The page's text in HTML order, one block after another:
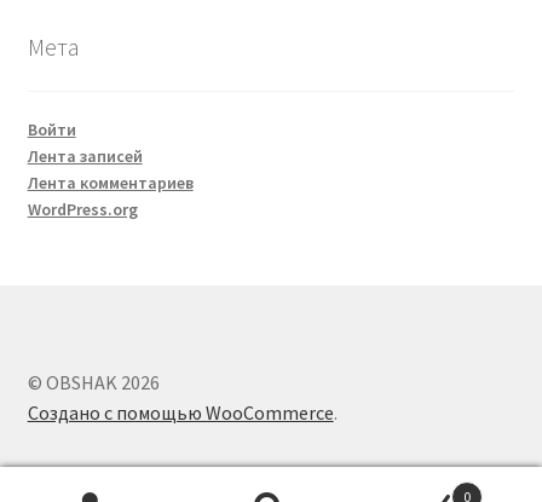
Мета
Войти
Лента записей
Лента комментариев
WordPress.org
© OBSHAK 2026
Создано с помощью WooCommerce.
0